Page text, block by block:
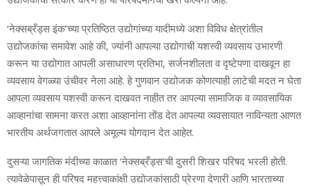
‘नेक्सब्रँड्स इंक’च्या प्रतिष्ठित उद्योगांच्या यादीमध्ये अशा विविध क्षेत्रांतील
उद्योजकांचा समावेश आहे की, ज्यांनी आपल्या उद्योगाची यशस्वी व्यवसाय उभारणी
करून या उद्योगात आपली असाधारण प्रतिभा, सर्जनशीलता व दृष्टेपणा दाखवून हा
व्यवसाय वेगळ्या उंचीवर नेला आहे. हे गुणवान उद्योजक कोणत्याही लाटेची मदत न घेता
आपला व्यवसाय यशस्वी करून दाखवत नाहीत तर आपल्या सामाजिक व व्यावसायिक
आव्हानांचा सामना करत अशा आव्हानांना तोंड देत आपल्या व्यवसायात नाविन्यता आणत
भारतीय अर्थजगतात आपले अमूल्य योगदान देत आहेत.
दुसऱ्या जागतिक मंदीच्या काळात ‘नेक्सब्रँड्स’ची दुसरी शिखर परिषद भरली होती.
त्यावेळेपासून ही परिषद महत्त्वाकांक्षी उद्योजकांसाठी प्रेरणा देणारी आणि भारताच्या